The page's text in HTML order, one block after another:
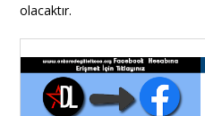
olacaktır.